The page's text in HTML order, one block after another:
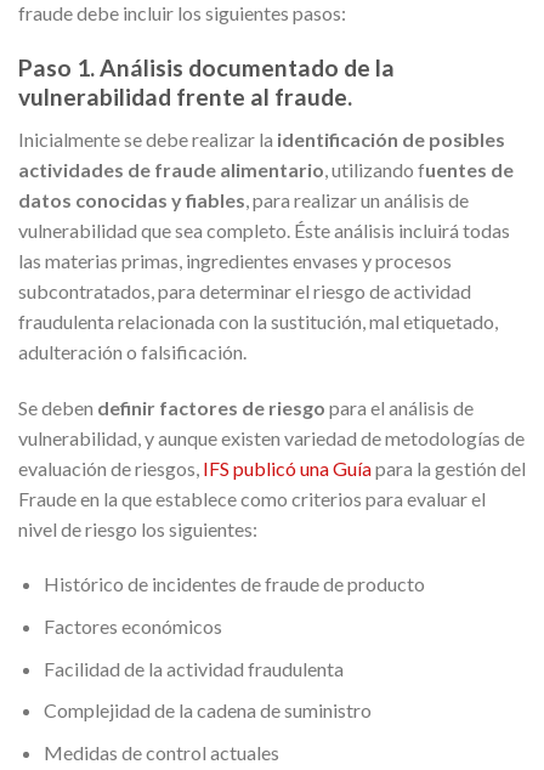
fraude debe incluir los siguientes pasos:
Paso 1. Análisis documentado de la
vulnerabilidad frente al fraude.
Inicialmente se debe realizar la identificación de posibles
actividades de fraude alimentario , utilizando fuentes de
datos conocidas y fiables , para realizar un análisis de
vulnerabilidad que sea completo. Éste análisis incluirá todas
las materias primas, ingredientes envases y procesos
subcontratados, para determinar el riesgo de actividad
fraudulenta relacionada con la sustitución, mal etiquetado,
adulteración o falsificación.
Se deben definir factores de riesgo para el análisis de
vulnerabilidad, y aunque existen variedad de metodologías de
evaluación de riesgos, IFS publicó una Guíapara la gestión del
Fraude en la que establece como criterios para evaluar el
nivel de riesgo los siguientes:
Histórico de incidentes de fraude de producto
Factores económicos
Facilidad de la actividad fraudulenta
Complejidad de la cadena de suministro
Medidas de control actuales